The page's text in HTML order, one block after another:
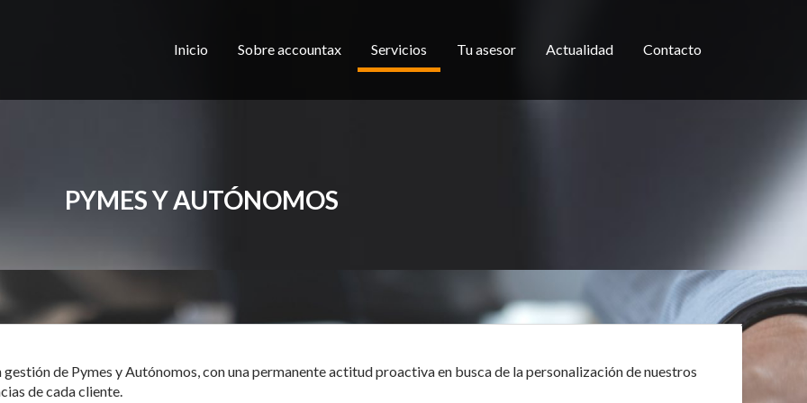
Inicio Sobre accountax Servicios Tu asesor Actualidad Contacto
PYMES Y AUTÓNOMOS
de Pymes y Autónomos, con una permanente actitud proactiva en busca de la personalización de nuestros
de cada cliente.